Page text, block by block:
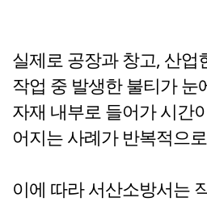
실제로 공장과 창고, 산업
작업 중 발생한 불티가 눈
자재 내부로 들어가 시간
어지는 사례가 반복적으
이에 따라 서산소방서는